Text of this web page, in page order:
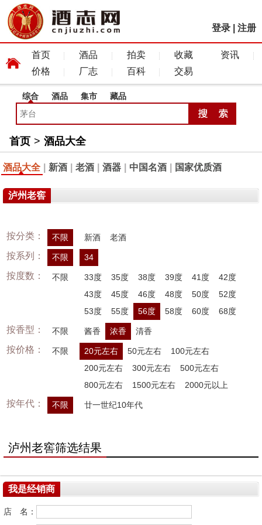
登录 注册
首页 酒品 拍卖 收藏
资讯
价格
厂志 百科 交易
综合 酒品 集市 藏品
首页 > 酒品大全
酒品大全 新酒 老酒 酒器 中国名酒 国家优质酒
泸州老窖
按分类： 不限 新酒 老酒
按系列： 不限 34
按度数： 不限 33度 35度 38度 39度 41度
42度
43度
45度 46度 48度 50度
52度
53度
55度 56度 58度 60度 68度
按香型： 不限 酱香 浓香 清香
按价格： 不限 20元左右 50元左右
100元左右
200元左右
300元左右
500元左右
800元左右
1500元左右 2000元以上
按年代： 不限 廿一世纪10年代
泸州老窖筛选结果
我是经销商
店 名：